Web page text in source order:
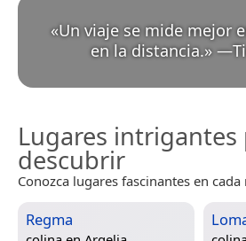
«Un viaje se mide mejor
en la distancia.» —
Lugares intrigantes
descubrir
Conozca lugares fascinantes en
Regma